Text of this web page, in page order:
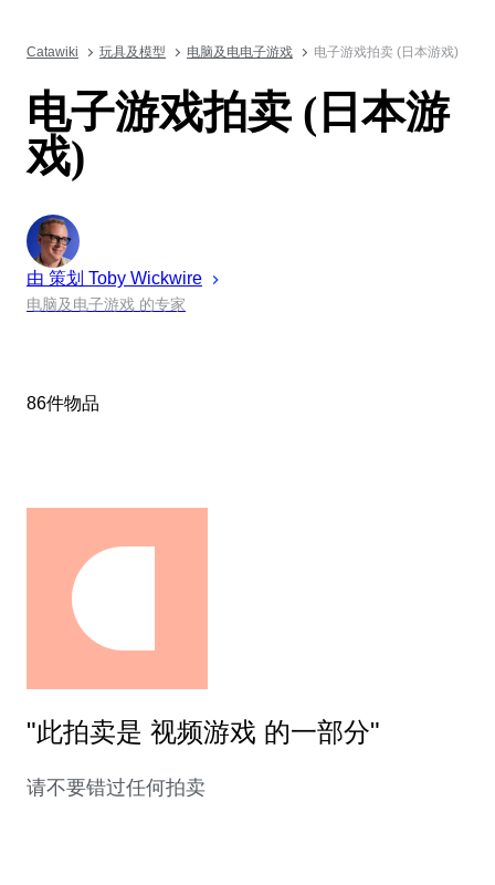
Catawiki 玩具及模型 电脑及电电子游戏 电子游戏拍卖 (日本游戏)
电子游戏拍卖 (日本游
戏)
由 策划 Toby Wickwire
电脑及电子游戏 的专家
86件物品
"此拍卖是 视频游戏 的一部分"
请不要错过任何拍卖